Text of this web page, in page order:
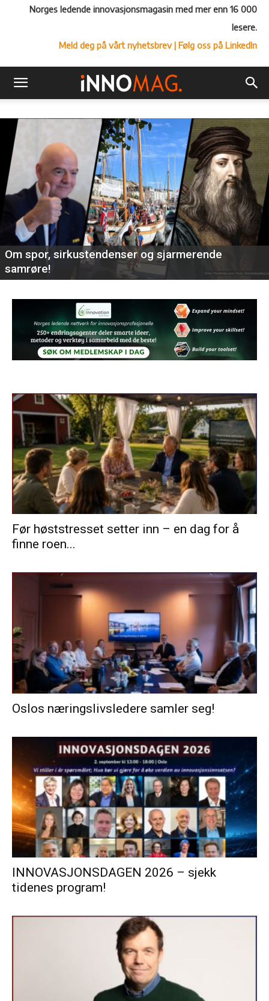
Norges ledende innovasjonsmagasin med mer enn 16 000
lesere.
Meld deg på vårt nyhetsbrev| Følg oss på LinkedIn
Om spor, sirkustendenser og sjarmerende
samrøre!
Før høststresset setter inn – en dag for å
finne roen...
Oslos næringslivsledere samler seg!
INNOVASJONSDAGEN 2026 – sjekk
tidenes program!